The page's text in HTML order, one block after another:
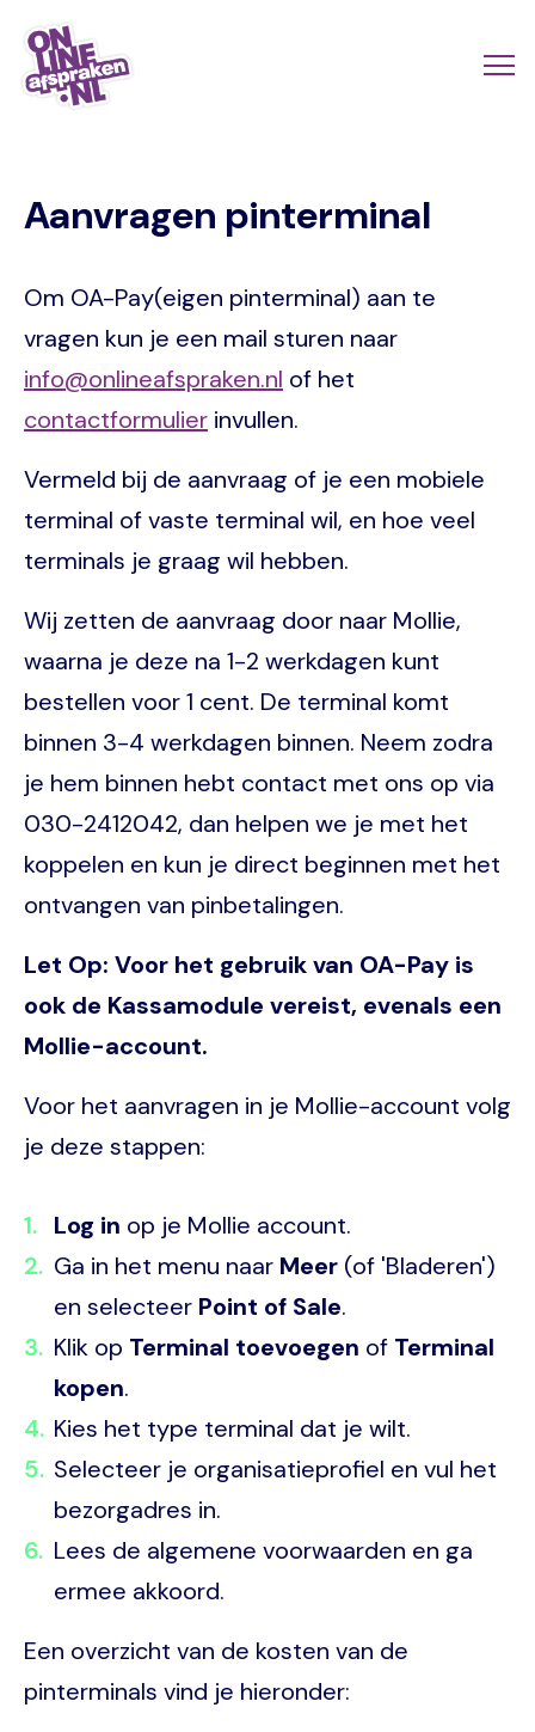
Skip
main
Aanvragen pinterminal
Om OA-Pay(eigen pinterminal) aan te
vragen kun je een mail sturen naar
info@onlineafspraken.nl of het
contactformulier invullen.
Vermeld bij de aanvraag of je een mobiele
terminal of vaste terminal wil, en hoe veel
terminals je graag wil hebben.
Wij zetten de aanvraag door naar Mollie,
waarna je deze na 1-2 werkdagen kunt
bestellen voor 1 cent. De terminal komt
binnen 3-4 werkdagen binnen. Neem zodra
je hem binnen hebt contact met ons op via
030-2412042, dan helpen we je met het
koppelen en kun je direct beginnen met het
ontvangen van pinbetalingen.
Let Op: Voor het gebruik van OA-Pay is
ook de Kassamodule vereist, evenals een
Mollie-account.
Voor het aanvragen in je Mollie-account volg
je deze stappen:
Log in op je Mollie account.
Ga in het menu naar Meer (of 'Bladeren')
en selecteer Point of Sale.
Klik op Terminal toevoegen of Terminal
kopen.
Kies het type terminal dat je wilt.
Selecteer je organisatieprofiel en vul het
bezorgadres in.
Lees de algemene voorwaarden en ga
ermee akkoord.
Een overzicht van de kosten van de
pinterminals vind je hieronder: